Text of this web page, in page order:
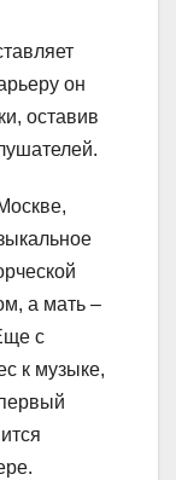
он
оставив
а мать –
с
к музыке,